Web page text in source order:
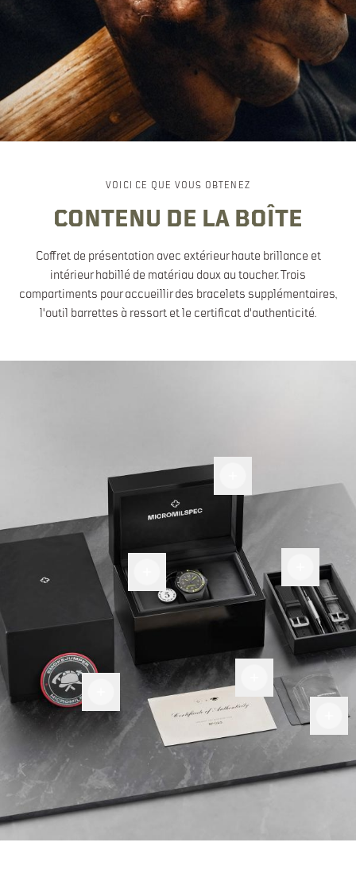
VOICI CE QUE VOUS OBTENEZ
CONTENU DE LA BOÎTE
Coffret de présentation avec extérieur haute brillance et
intérieur habillé de matériau doux au toucher. Trois
compartiments pour accueillir des bracelets supplémentaires,
l'outil barrettes à ressort et le certificat d'authenticité.
Chiffon
en fibre
haut de
Écusson
militaire
Coffret de
présentation
Place
davantage
garantie
Certificat
d'authenticité